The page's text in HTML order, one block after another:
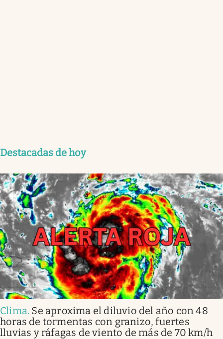
Destacadas de hoy
Clima. Se aproxima el diluvio del año con 48
horas de tormentas con granizo, fuertes
lluvias y ráfagas de viento de más de 70 km/h